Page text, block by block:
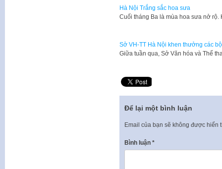
Hà Nội Trắng sắc hoa sưa
Cuối tháng Ba là mùa hoa sưa nở
Sở VH-TT Hà Nội khen thưởng các
Giữa tuần qua, Sở Văn hóa và Thể
Để lại một bình luận
Email của bạn sẽ không được hiển
Bình luận *